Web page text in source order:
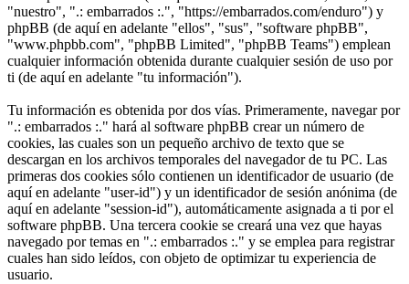
"nuestro", ".: embarrados :.", "https://embarrados.com/enduro") y
phpBB (de aquí en adelante "ellos", "sus", "software phpBB",
"www.phpbb.com", "phpBB Limited", "phpBB Teams") emplean
cualquier información obtenida durante cualquier sesión de uso por
ti (de aquí en adelante "tu información").
Tu información es obtenida por dos vías. Primeramente, navegar por
".: embarrados :." hará al software phpBB crear un número de
cookies, las cuales son un pequeño archivo de texto que se
descargan en los archivos temporales del navegador de tu PC. Las
primeras dos cookies sólo contienen un identificador de usuario (de
aquí en adelante "user-id") y un identificador de sesión anónima (de
aquí en adelante "session-id"), automáticamente asignada a ti por el
software phpBB. Una tercera cookie se creará una vez que hayas
navegado por temas en ".: embarrados :." y se emplea para registrar
cuales han sido leídos, con objeto de optimizar tu experiencia de
usuario.